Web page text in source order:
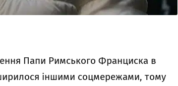
Папи Римського Франциска в
іншими соцмережами, тому